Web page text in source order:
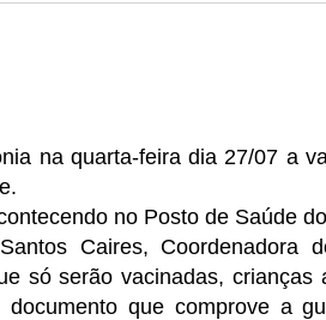
na quarta-feira dia 27/07 a
no Posto de Saúde
Caires, Coordenadora
só serão vacinadas,
que comprove a